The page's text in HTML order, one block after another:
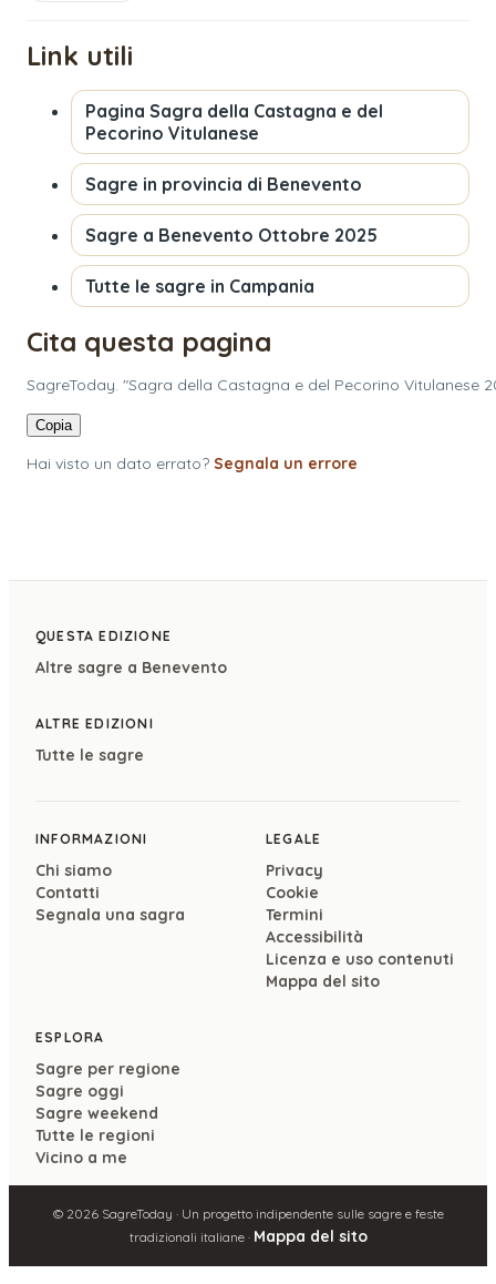
Link utili
Pagina Sagra della Castagna e del
Pecorino Vitulanese
Sagre in provincia di Benevento
Sagre a Benevento Ottobre 2025
Tutte le sagre in Campania
Cita questa pagina
SagreToday. "Sagra della Castagna e del Pecorino
Copia
Hai visto un dato errato? Segnala un errore
QUESTA EDIZIONE
Altre sagre a Benevento
ALTRE EDIZIONI
Tutte le sagre
INFORMAZIONI
Chi siamo
Contatti
Segnala una sagra
LEGALE
Privacy
Cookie
Termini
Accessibilità
Licenza e uso contenuti
Mappa del sito
ESPLORA
Sagre per regione
Sagre oggi
Sagre weekend
Tutte le regioni
Vicino a me
© 2026SagreToday · Un progetto indipendente sulle sagre e feste
tradizionali italiane · Mappa del sito